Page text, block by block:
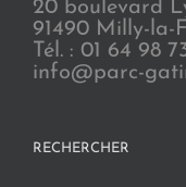
20 boulevard
91490 Milly-la-
Tél. : 01 64 98
info@parc-
RECHERCHER